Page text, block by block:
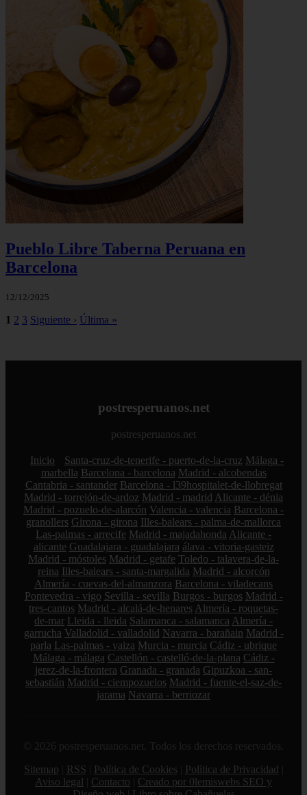
Pueblo Libre Taberna Peruana en
Barcelona
12/12/2025
1 2 3 Siguiente › Última »
postresperuanos.net
postresperuanos.net
Inicio Santa-cruz-de-tenerife - puerto-de-la-cruz Málaga -
marbella Barcelona - barcelona Madrid - alcobendas
Cantabria - santander Barcelona - l39hospitalet-de-llobregat
Madrid - torrejón-de-ardoz Madrid - madrid Alicante - dénia
Madrid - pozuelo-de-alarcón Valencia - valencia Barcelona -
granollers Girona - girona Illes-balears - palma-de-mallorca
Las-palmas - arrecife Madrid - majadahonda Alicante -
alicante Guadalajara - guadalajara álava - vitoria-gasteiz
Madrid - móstoles Madrid - getafe Toledo - talavera-de-la-
reina Illes-balears - santa-margalida Madrid - alcorcón
Almería - cuevas-del-almanzora Barcelona - viladecans
Pontevedra - vigo Sevilla - sevilla Burgos - burgos Madrid -
tres-cantos Madrid - alcalá-de-henares Almería - roquetas-
de-mar Lleida - lleida Salamanca - salamanca Almería -
garrucha Valladolid - valladolid Navarra - barañain Madrid -
parla Las-palmas - yaiza Murcia - murcia Cádiz - ubrique
Málaga - málaga Castellón - castelló-de-la-plana Cádiz -
jerez-de-la-frontera Granada - granada Gipuzkoa - san-
sebastián Madrid - ciempozuelos Madrid - fuente-el-saz-de-
jarama Navarra - berriozar
© 2026 postresperuanos.net. Todos los derechos reservados.
Sitemap
RSS Política de Cookies Política de Privacidad
Aviso legal
Contacto
Creado por 0lemiswebs SEO y